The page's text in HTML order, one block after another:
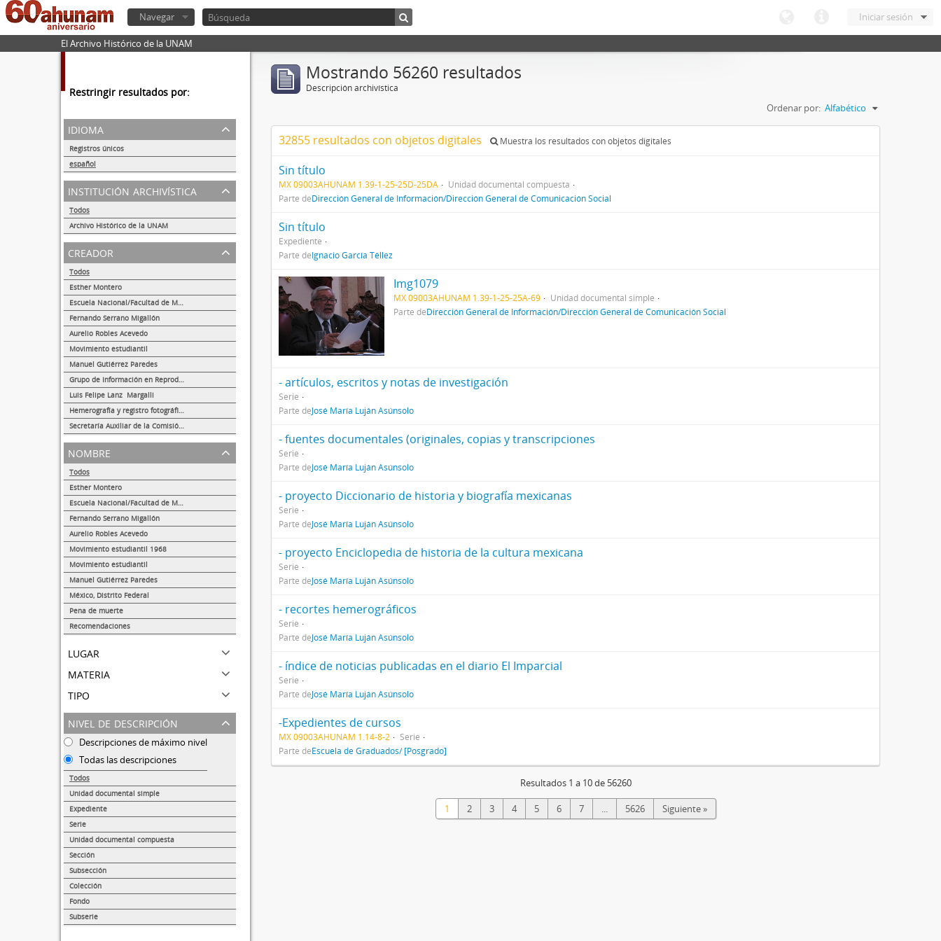
Iniciar sesión
Navegar
El Archivo Histórico de la UNAM
Restringir resultados por:
idioma
Registros únicos
español
56260
institución archivística
Todos
Archivo Histórico de la UNAM
56252
creador
Todos
Esther Montero
Escuela Nacional/Facultad de Medicina
Fernando Serrano Migallón
Aurelio Robles Acevedo
Movimiento estudiantil
Manuel Gutiérrez Paredes
Grupo de Información en Reproducción Elegida (GIRE)
Luis Felipe Lanz Margalli
Hemerografía y registro fotográfico sobre el conflicto universitario de 1999-2000
Secretaría Auxiliar de la Comisión Organizadora de la Exposición 1929-1979. Autonomía Universitaria UNAM.
1
nombre
Todos
Esther Montero
Escuela Nacional/Facultad de Medicina
Fernando Serrano Migallón
Aurelio Robles Acevedo
Movimiento estudiantil 1968
Movimiento estudiantil
Manuel Gutiérrez Paredes
México, Distrito Federal
Pena de muerte
Recomendaciones
lugar
materia
tipo
nivel de descripción
Descripciones de máximo nivel
Todas las descripciones
Todos
Unidad documental simple
Expediente
Serie
Unidad documental compuesta
Sección
Subsección
Colección
Fondo
Subserie
Mostrando 56260 resultados
Descripción archivística
Ordenar por: Alfabético
32855 resultados con objetos digitales Muestra los resultados con objetos digitales
Sin título
MX 09003AHUNAM 1.39-1-25-25D-25DA
Unidad documental compuesta
Parte deDirección General de Información/Dirección General de Comunicación Social
Sin título
Expediente
Parte deIgnacio García Téllez
Img1079
MX 09003AHUNAM 1.39-1-25-25A-69
Unidad documental simple
Parte deDirección General de Información/Dirección General de Comunicación Social
- artículos, escritos y notas de investigación
Serie
Parte deJosé María Luján Asúnsolo
- fuentes documentales (originales, copias y transcripciones
Serie
Parte deJosé María Luján Asúnsolo
- proyecto Diccionario de historia y biografía mexicanas
Serie
Parte deJosé María Luján Asúnsolo
- proyecto Enciclopedia de historia de la cultura mexicana
Serie
Parte deJosé María Luján Asúnsolo
- recortes hemerográficos
Serie
Parte deJosé María Luján Asúnsolo
- índice de noticias publicadas en el diario El Imparcial
Serie
Parte deJosé María Luján Asúnsolo
-Expedientes de cursos
MX 09003AHUNAM 1.14-8-2
Serie
Parte deEscuela de Graduados/ [Posgrado]
Resultados 1 a 10 de 56260
1 2 3 4 5 6 7 ... 5626 Siguiente »